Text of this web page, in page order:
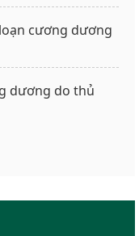
cương dương
dương do thủ